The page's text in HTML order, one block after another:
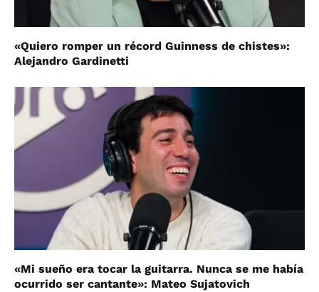
«Quiero romper un récord Guinness de chistes»:
Alejandro Gardinetti
«Mi sueño era tocar la guitarra. Nunca se me había
ocurrido ser cantante»: Mateo Sujatovich